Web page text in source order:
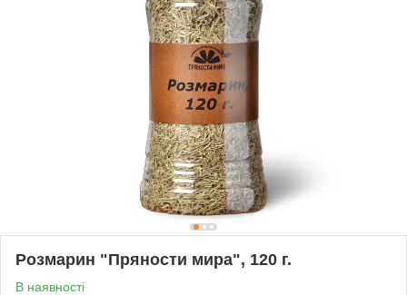
Розмарин "Пряности мира", 120 г.
В наявності